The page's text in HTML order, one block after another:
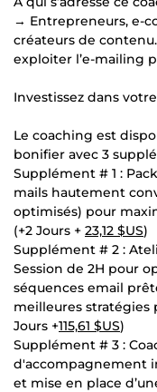
→ Entrepreneurs, e-
créateurs de
exploiter l’e-mailing
Investissez dans
Le coaching est
bonifier avec 3
Supplément # 1 :
mails hautement
optimisés) pour
(+2 Jours + 23,12 $US)
Supplément # 2 :
Session de 2H pour
séquences email
meilleures stratégies
Jours +115,61 $US)
Supplément # 3 :
d'accompagnement
et mise en place